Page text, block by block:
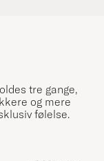
tre gange,
og mere
følelse.